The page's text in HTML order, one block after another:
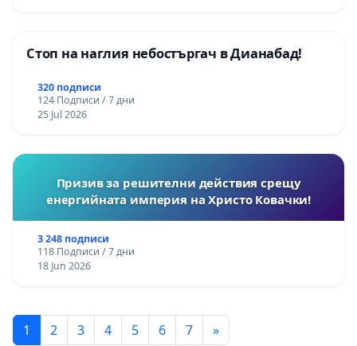
Стоп на наглия небостъргач в Дианабад!
320 подписи
124 Подписи / 7 дни
25 Jul 2026
Призив за решителни действия срещу
енергийната империя на Христо Ковачки!
3 248 подписи
118 Подписи / 7 дни
18 Jun 2026
1 2 3 4 5 6 7 »